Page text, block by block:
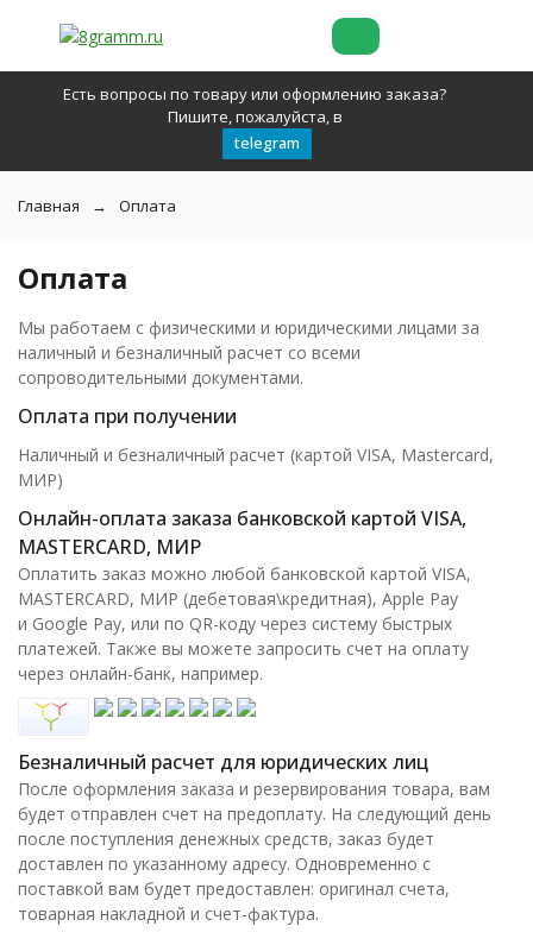
Есть вопросы по товару или оформлению заказа?
Пишите, пожалуйста, в
telegram
Главная Оплата
Оплата
Мы работаем с физическими и юридическими лицами за
наличный и безналичный расчет со всеми
сопроводительными документами.
Оплата при получении
Наличный и безналичный расчет (картой VISA, Mastercard,
МИР)
Онлайн-оплата заказа банковской картой VISA,
MASTERCARD, МИР
Оплатить заказ можно любой банковской картой VISA,
MASTERCARD, МИР (дебетовая\кредитная), Apple Pay
и Google Pay, или по QR-коду через систему быстрых
платежей. Также вы можете запросить счет на оплату
через онлайн-банк, например.
Безналичный расчет для юридических лиц
После оформления заказа и резервирования товара, вам
будет отправлен счет на предоплату. На следующий день
после поступления денежных средств, заказ будет
доставлен по указанному адресу. Одновременно с
поставкой вам будет предоставлен: оригинал счета,
товарная накладной и счет-фактура.